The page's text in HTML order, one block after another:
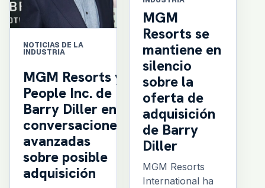
NOTICIAS DE LA
INDUSTRIA
MGM Resorts y
People Inc. de
Barry Diller en
conversaciones
avanzadas
sobre posible
adquisición
MGM
Resorts se
mantiene en
silencio
sobre la
oferta de
adquisición
de Barry
Diller
MGM Resorts
International ha